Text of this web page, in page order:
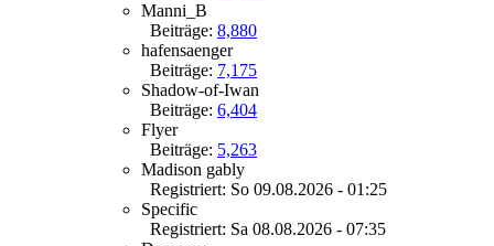
Manni_B
Beiträge: 8,880
hafensaenger
Beiträge: 7,175
Shadow-of-Iwan
Beiträge: 6,404
Flyer
Beiträge: 5,263
Madison gably
Registriert: So 09.08.2026 - 01:25
Specific
Registriert: Sa 08.08.2026 - 07:35